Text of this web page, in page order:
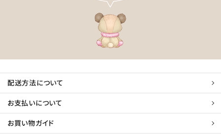
配送方法について
お支払いについて
お買い物ガイド